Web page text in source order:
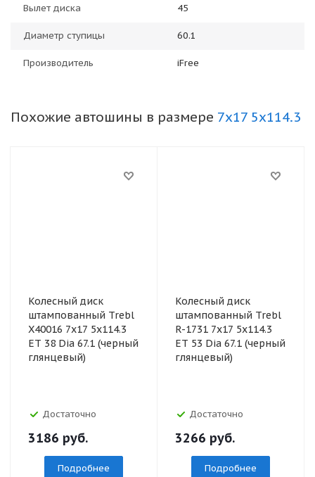
Вылет диска 45
Диаметр ступицы 60.1
Производитель iFree
Похожие автошины в размере 7x17 5x114.3
Колесный диск
штампованный Trebl
X40016 7x17 5x114.3
ET 38 Dia 67.1 (черный
глянцевый)
Достаточно
3186 руб.
Подробнее
Колесный диск
штампованный Trebl
R-1731 7x17 5x114.3
ET 53 Dia 67.1 (черный
глянцевый)
Достаточно
3266 руб.
Подробнее